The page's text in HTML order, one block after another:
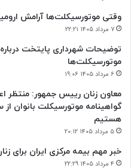
وقتی موتورسیکلت‌ها آرامش
۷ مرداد ۱۴۰۵ ۲۲:۲۱
توضیحات شهرداری پایتخت
موتورسیکلت‌ها
۶ مرداد ۱۴۰۵ ۱۹:۰۶
معاون زنان رییس جمهور: منتظر
گواهینامه موتورسیکلت بانوان
هستیم
۵ مرداد ۱۴۰۵ ۲۰:۱۲
خبر مهم بیمه مرکزی ایران برای
۴ مرداد ۱۴۰۵ ۲۲:۲۹